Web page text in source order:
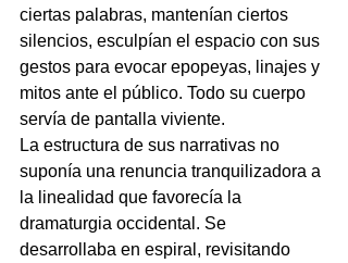
ciertas palabras, mantenían ciertos
silencios, esculpían el espacio con sus
gestos para evocar epopeyas, linajes y
mitos ante el público. Todo su cuerpo
servía de pantalla viviente.
La estructura de sus narrativas no
suponía una renuncia tranquilizadora a
la linealidad que favorecía la
dramaturgia occidental. Se
desarrollaba en espiral, revisitando